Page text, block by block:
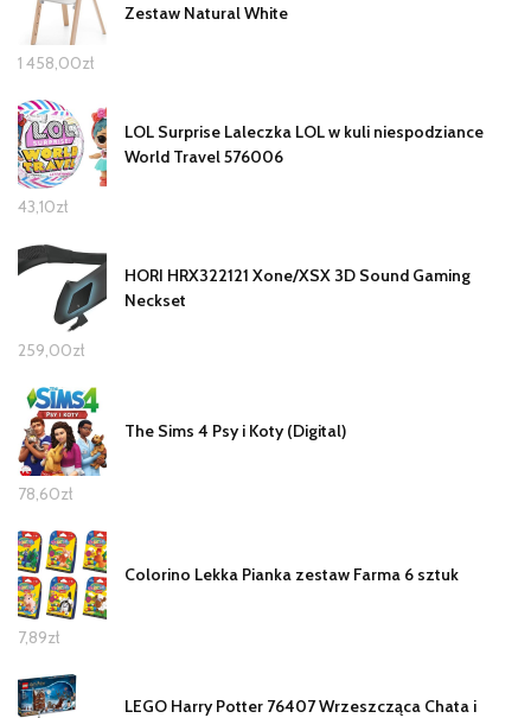
Zestaw Natural White
1 458,00zł
LOL Surprise Laleczka LOL w kuli niespodziance
World Travel 576006
43,10zł
HORI HRX322121 Xone/XSX 3D Sound Gaming
Neckset
259,00zł
The Sims 4 Psy i Koty (Digital)
78,60zł
Colorino Lekka Pianka zestaw Farma 6 sztuk
7,89zł
LEGO Harry Potter 76407 Wrzeszcząca Chata i